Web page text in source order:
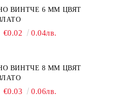
ВИНТЧЕ 6 ММ ЦВЯТ
€0.02 0.04лв.
ВИНТЧЕ 8 ММ ЦВЯТ
€0.03 0.06лв.